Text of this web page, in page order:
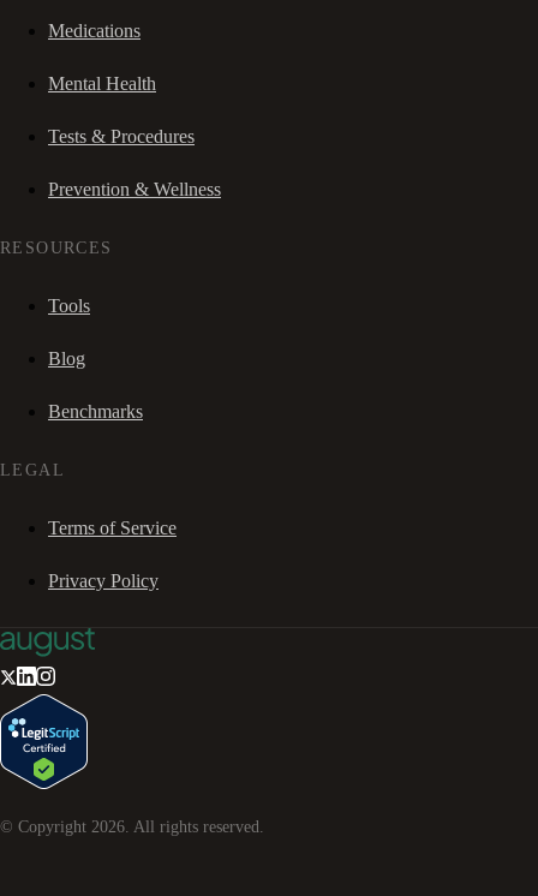
Medications
Mental Health
Tests & Procedures
Prevention & Wellness
RESOURCES
Tools
Blog
Benchmarks
LEGAL
Terms of Service
Privacy Policy
© Copyright 2026. All rights reserved.